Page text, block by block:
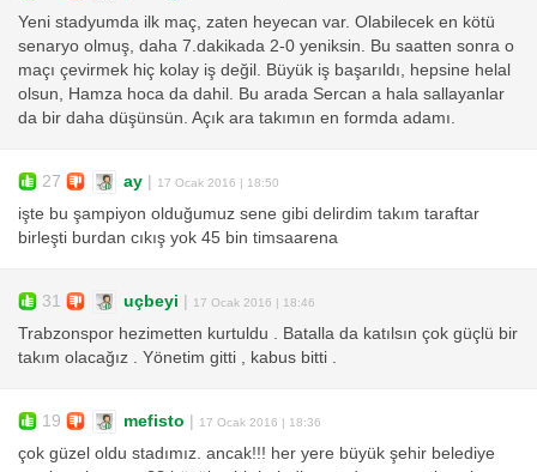
Yeni stadyumda ilk maç, zaten heyecan var. Olabilecek en kötü
senaryo olmuş, daha 7.dakikada 2-0 yeniksin. Bu saatten sonra o
maçı çevirmek hiç kolay iş değil. Büyük iş başarıldı, hepsine helal
olsun, Hamza hoca da dahil. Bu arada Sercan a hala sallayanlar
da bir daha düşünsün. Açık ara takımın en formda adamı.
27 ay | 17 Ocak 2016 | 18:50
işte bu şampiyon olduğumuz sene gibi delirdim takım taraftar
birleşti burdan cıkış yok 45 bin timsaarena
31 uçbeyi | 17 Ocak 2016 | 18:46
Trabzonspor hezimetten kurtuldu . Batalla da katılsın çok güçlü bir
takım olacağız . Yönetim gitti , kabus bitti .
19 mefisto | 17 Ocak 2016 | 18:36
çok güzel oldu stadımız. ancak!!! her yere büyük şehir belediye